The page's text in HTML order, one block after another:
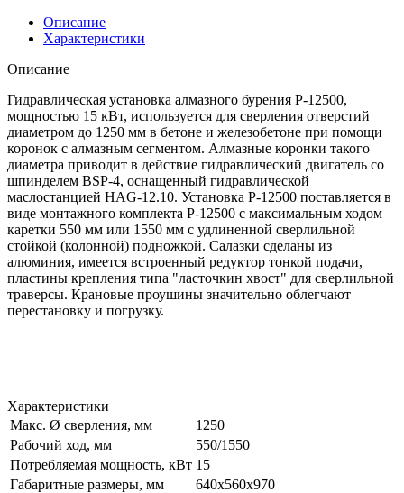
Описание
Характеристики
Описание
Гидравлическая установка алмазного бурения P-12500,
мощностью 15 кВт, используется для сверления отверстий
диаметром до 1250 мм в бетоне и железобетоне при помощи
коронок с алмазным сегментом. Алмазные коронки такого
диаметра приводит в действие гидравлический двигатель со
шпинделем BSP-4, оснащенный гидравлической
маслостанцией HAG-12.10. Установка P-12500 поставляется в
виде монтажного комплекта P-12500 с максимальным ходом
каретки 550 мм или 1550 мм с удлиненной сверлильной
стойкой (колонной) подножкой. Салазки сделаны из
алюминия, имеется встроенный редуктор тонкой подачи,
пластины крепления типа "ласточкин хвост" для сверлильной
траверсы. Крановые проушины значительно облегчают
перестановку и погрузку.
Характеристики
Макс. Ø сверления, мм
1250
Рабочий ход, мм
550/1550
Потребляемая мощность, кВт 15
Габаритные размеры, мм
640x560x970